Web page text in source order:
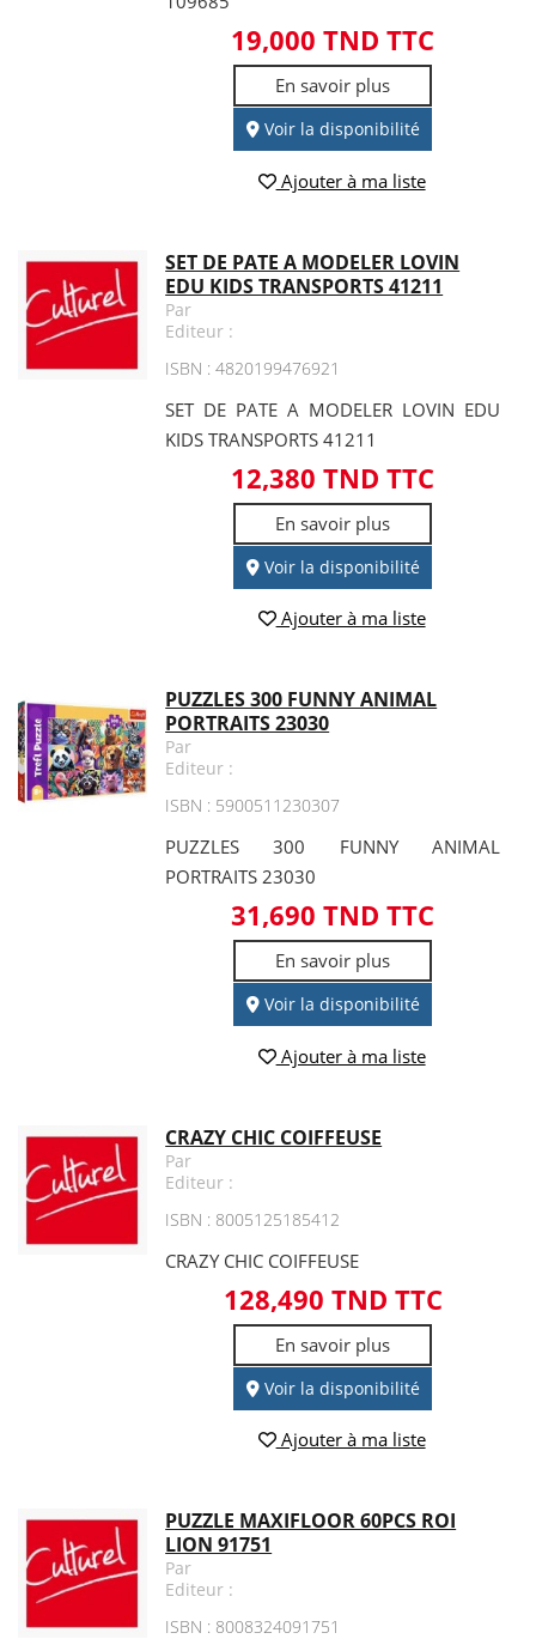
19,000 TND TTC
En savoir plus
Voir la disponibilité
Ajouter à ma liste
SET DE PATE A MODELER LOVIN
EDU KIDS TRANSPORTS 41211
Par
Editeur :
ISBN : 4820199476921
SET DE PATE A MODELER LOVIN EDU
KIDS TRANSPORTS 41211
12,380 TND TTC
En savoir plus
Voir la disponibilité
Ajouter à ma liste
PUZZLES 300 FUNNY ANIMAL
PORTRAITS 23030
Par
Editeur :
ISBN : 5900511230307
PUZZLES 300 FUNNY ANIMAL
PORTRAITS 23030
31,690 TND TTC
En savoir plus
Voir la disponibilité
Ajouter à ma liste
CRAZY CHIC COIFFEUSE
Par
Editeur :
ISBN : 8005125185412
CRAZY CHIC COIFFEUSE
128,490 TND TTC
En savoir plus
Voir la disponibilité
Ajouter à ma liste
PUZZLE MAXIFLOOR 60PCS ROI
LION 91751
Par
Editeur :
ISBN : 8008324091751